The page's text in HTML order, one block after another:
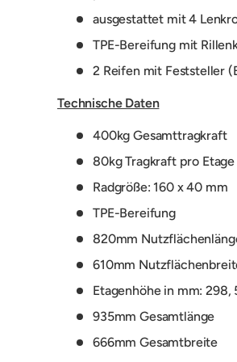
ausgestattet mit 4
TPE-Bereifung mit
2 Reifen mit Feststeller
Technische Daten
400kg Gesamttragkraft
80kg Tragkraft pro Etage
Radgröße: 160 x 40 mm
TPE-Bereifung
820mm
610mm
Etagenhöhe in mm: 298,
935mm Gesamtlänge
666mm Gesamtbreite